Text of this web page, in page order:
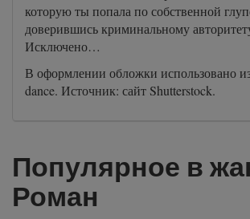
которую ты попала по собственной
доверившись криминальному
Исключено…
В оформлении обложки использовано
dance. Источник: сайт Shutterstock.
Популярное в
Роман